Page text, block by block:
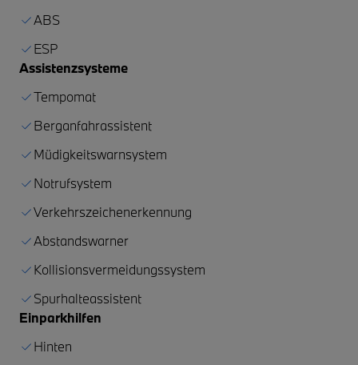
ABS
ESP
Assistenzsysteme
Tempomat
Berganfahrassistent
Müdigkeitswarnsystem
Notrufsystem
Verkehrszeichenerkennung
Abstandswarner
Kollisionsvermeidungssystem
Spurhalteassistent
Einparkhilfen
Hinten